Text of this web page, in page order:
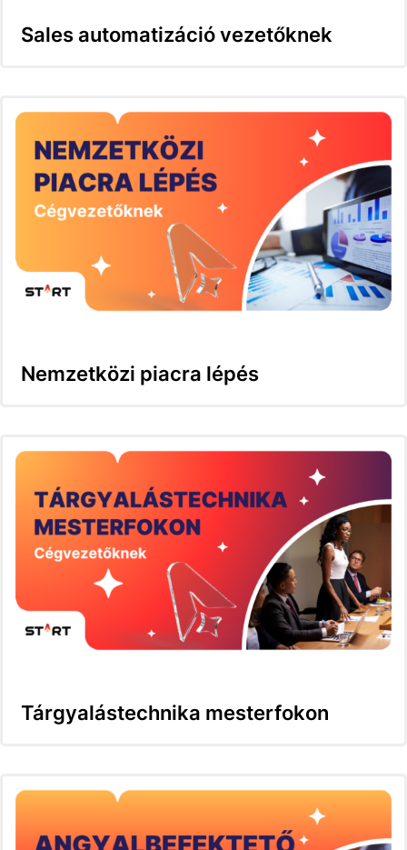
Sales automatizáció vezetőknek
Nemzetközi piacra lépés
Tárgyalástechnika mesterfokon